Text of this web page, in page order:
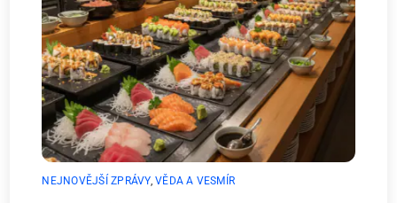
NEJNOVĚJŠÍ ZPRÁVY,VĚDA A VESMÍR